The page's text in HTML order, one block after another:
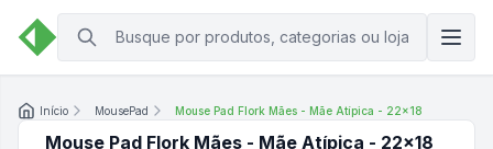
Início MousePad Mouse Pad Flork Mães - Mãe Atípica - 22x18
Mouse Pad Flork Mães - Mãe Atípica - 22x18